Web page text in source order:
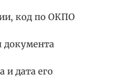
код по ОКПО
документа
и дата его